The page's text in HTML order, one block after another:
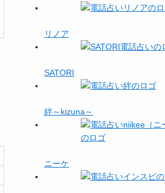
リノア
SATORI
絆～kizuna～
ニーケ